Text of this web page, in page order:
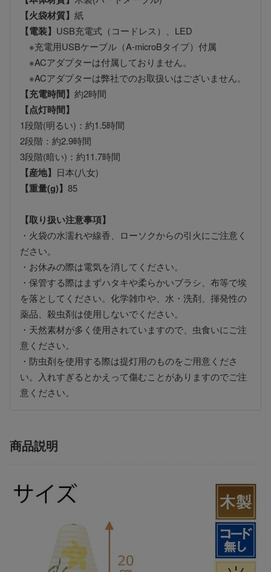
【火袋材質】 紙
【電装】 USB充電式（コードレス）、LED
※充電用USBケーブル（A-microBタイプ）付属
※ACアダプターは付属しておりません。
※ACアダプターは弊社でのお取扱いはございません。
【充電時間】 約2時間
【点灯時間】
1段階(明るい)：約1.5時間
2段階：約2.9時間
3段階(暗い)：約11.7時間
【産地】 日本(八女)
【重量(g)】 85
【取り扱い注意事項】
・火袋の水濡れや線香、ローソクからの引火にご注意く
ださい。
・お休みの際は電気を消してください。
・保管する際はまずハタキや柔らかいブラシ、布等で埃
を落としてください。化学雑巾や、水・洗剤、揮発性の
薬品、殺虫剤は使用しないでください。
・天然素材が多く使用されていますので、虫食いにご注
意ください。
・防虫剤を使用する際は提灯用のものをご用意くださ
い。入れすぎるとかえって傷むことがありますのでご注
意ください。
商品説明